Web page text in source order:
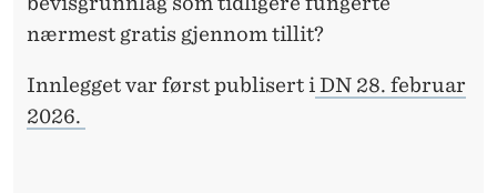
nærmest gratis gjennom tillit?
Innlegget var først publisert i DN 28. februar
2026.